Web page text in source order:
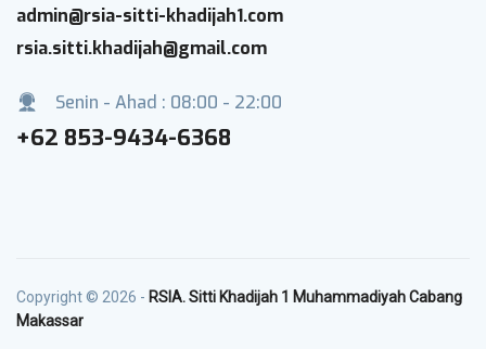
admin@rsia-sitti-khadijah1.com
rsia.sitti.khadijah@gmail.com
Senin - Ahad : 08:00 - 22:00
+62 853-9434-6368
Copyright © 2026 - RSIA. Sitti Khadijah 1 Muhammadiyah Cabang
Makassar